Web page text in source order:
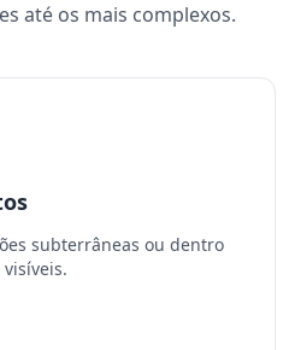
até os mais complexos.
subterrâneas ou dentro